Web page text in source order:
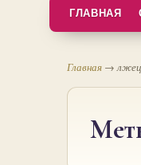
ГЛАВНАЯ
Главная → лжец